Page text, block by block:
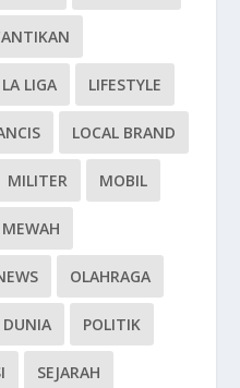
LA LIGA LIFESTYLE
LOCAL BRAND
MILITER MOBIL
OLAHRAGA
DUNIA POLITIK
SEJARAH